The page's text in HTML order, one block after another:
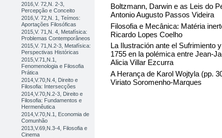
2016,V. 72,N. 2-3,
Percepção e Conceito
2016,V. 72,N. 1, Teímos:
Aportações Filosóficas
2015,V. 71,N. 4, Metafísica:
Problemas Contemporâneos
2015,V. 71,N.2-3, Metafísica:
Perspectivas Históricas
2015,V.71,N.1,
Fenomenologia e Filosofia
Prática
2014,V.70,N.4, Direito e
Filosofia: Intersecções
2014,V.70,N.2-3, Direito e
Filosofia: Fundamentos e
Hermenêutica
2014,V.70,N.1, Economia de
Comunhão
2013,V.69,N.3-4, Filosofia e
Cinema
Boltzmann, Darwin e as Leis do
Antonio Augusto Passos Videira
Filosofia e Mecânica: Matéria
Ricardo Lopes Coelho
La Ilustración ante el Sufrimiento
1755 en la polémica entre Jean-
Alicia Villar Ezcurra
A Herança de Karol Wojtyla (pp.
Viriato Soromenho-Marques